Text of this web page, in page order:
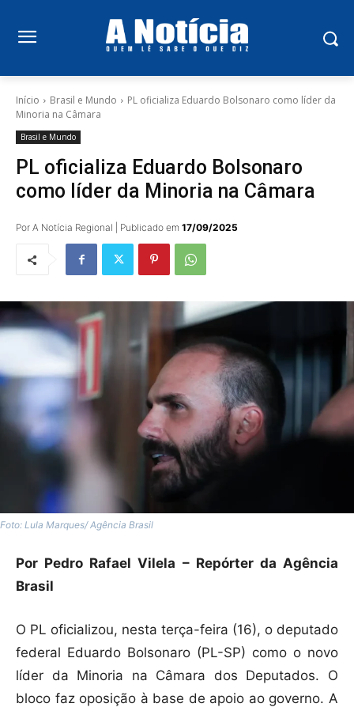
Início Brasil e Mundo
PL oficializa Eduardo Bolsonaro como líder da
Minoria na Câmara
Brasil e Mundo
PL oficializa Eduardo Bolsonaro
como líder da Minoria na Câmara
Por A Notícia Regional | Publicado em 17/09/2025
Foto: Lula Marques/ Agência Brasil
Por Pedro Rafael Vilela – Repórter da Agência
Brasil
O PL oficializou, nesta terça-feira (16), o deputado
federal Eduardo Bolsonaro (PL-SP) como o novo
líder da Minoria na Câmara dos Deputados. O
bloco faz oposição à base de apoio ao governo. A